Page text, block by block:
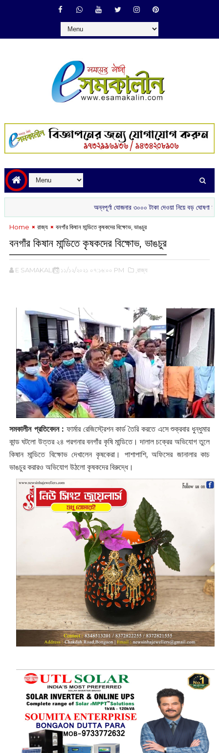
অন্নপূর্ণা যোজনার ৩০০০ টাকা দেওয়া নিয়ে বড় ঘোষণা মুখ্যমন্ত্রীর
Home রাজ্য বনগাঁর কিষান মান্ডিতে কৃষকদের বিক্ষোভ, ভাঙচুর
বনগাঁর কিষান মান্ডিতে কৃষকদের বিক্ষোভ, ভাঙচুর
E SAMAKALIN ১১/১২/২০২১ ০৭:১৬:০০ PM ,রাজ্য
সমকালীন প্রতিবেদন :ফার্মার রেজিস্ট্রেশন কার্ড ‌তৈরি করতে এসে শুক্রবার ধুন্ধুমার
কান্ড ঘটলো উত্তর ২৪ পরগনার বনগাঁর কৃষি মান্ডিতে। দালাল চক্রের অভিযোগ তুলে
কিষান মান্ডিতে বিক্ষোভ দেখালেন কৃষকেরা। পাশাপাশি, অফিসের জানালার কাচ
ভাঙচুর করারও অভিযোগ উঠলো কৃষকদের বিরুদ্ধে।